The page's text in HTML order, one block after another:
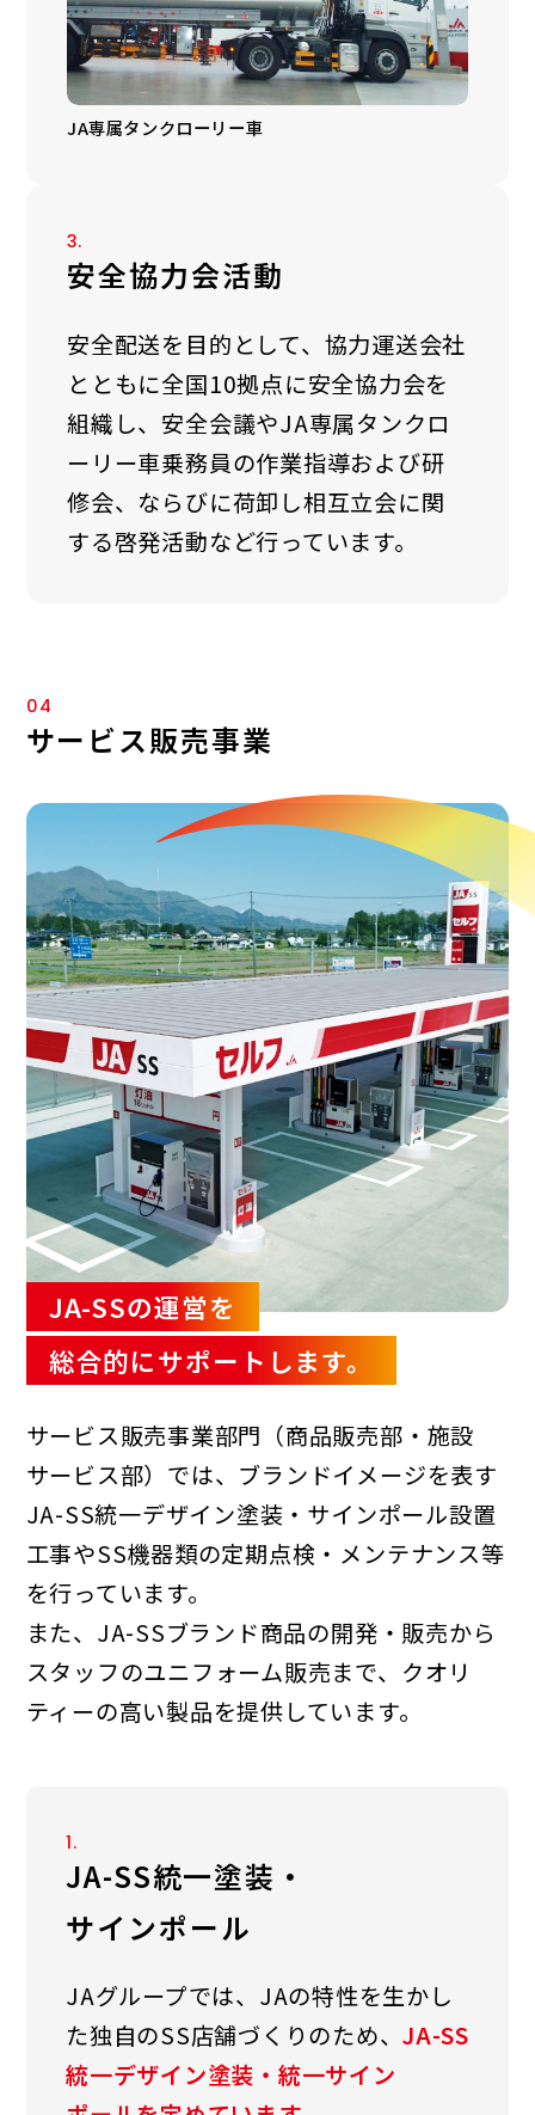
JA専属タンクローリー車
3.
安全協力会活動
安全配送を目的として、協力運送会社
とともに全国10拠点に安全協力会を
組織し、安全会議やJA専属タンクロ
ーリー車乗務員の作業指導および研
修会、ならびに荷卸し相互立会に関
する啓発活動など行っています。
04
サービス販売事業
JA-SSの運営を
総合的にサポートします。
サービス販売事業部門（商品販売部・施設
サービス部）では、ブランドイメージを表す
JA-SS統一デザイン塗装・サインポール設置
工事やSS機器類の定期点検・メンテナンス等
を行っています。
また、JA-SSブランド商品の開発・販売から
スタッフのユニフォーム販売まで、クオリ
ティーの高い製品を提供しています。
1.
JA-SS統一塗装・
サインポール
JAグループでは、JAの特性を生かし
た独自のSS店舗づくりのため、JA-SS
統一デザイン塗装・統一サイン